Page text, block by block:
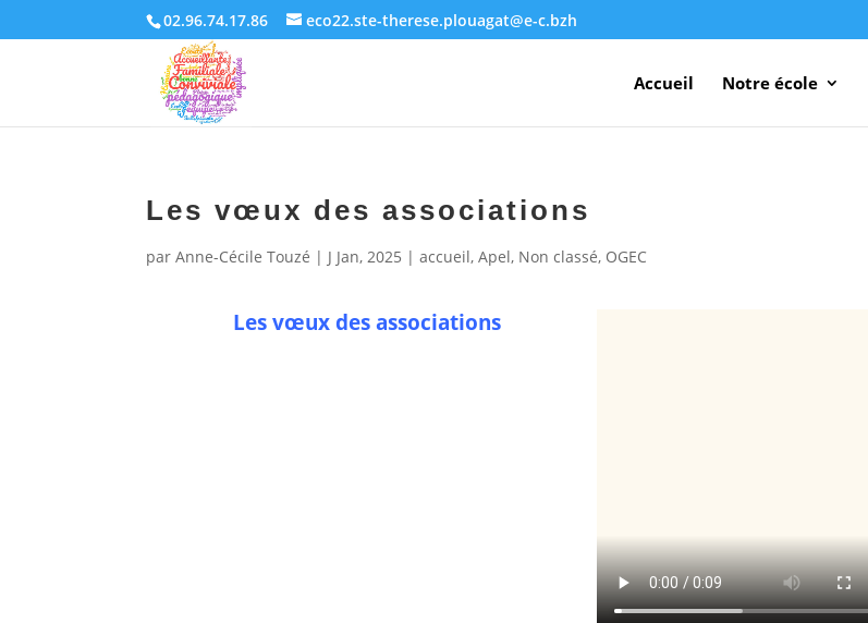
02.96.74.17.86 eco22.ste-therese.plouagat@e-c.bzh
Accueil Notre école
Les vœux des associations
parAnne-Cécile Touzé | J Jan, 2025 |accueil,Apel, Non classé, OGEC
Les vœux des associations